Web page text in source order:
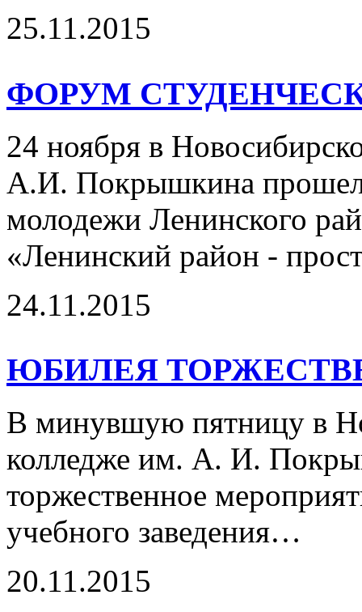
25.11.2015
ФОРУМ
24 ноября в
А.И. Покрышкина
молодежи Ленинского
«Ленинский район -
24.11.2015
ЮБИЛЕЯ
В минувшую пятницу в
колледже им. А. И.
торжественное
учебного заведения…
20.11.2015